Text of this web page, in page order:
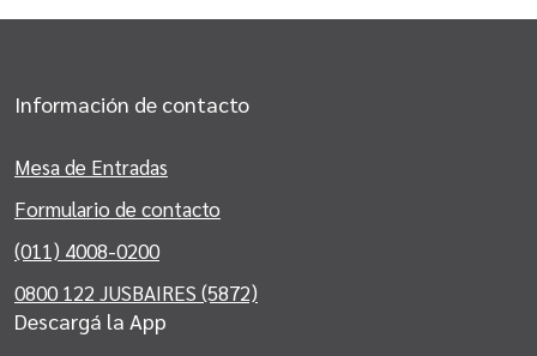
Información de contacto
Mesa de Entradas
Formulario de contacto
(011) 4008-0200
0800 122 JUSBAIRES (5872)
Descargá la App